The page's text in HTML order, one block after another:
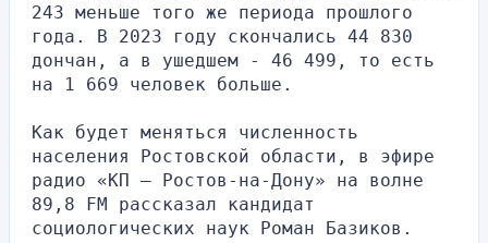
243 меньше того же периода прошлого
года. В 2023 году скончались 44 830
дончан, а в ушедшем - 46 499, то есть
на 1 669 человек больше.
Как будет меняться численность
населения Ростовской области, в эфире
радио «КП — Ростов-на-Дону» на волне
89,8 FM рассказал кандидат
социологических наук Роман Базиков.